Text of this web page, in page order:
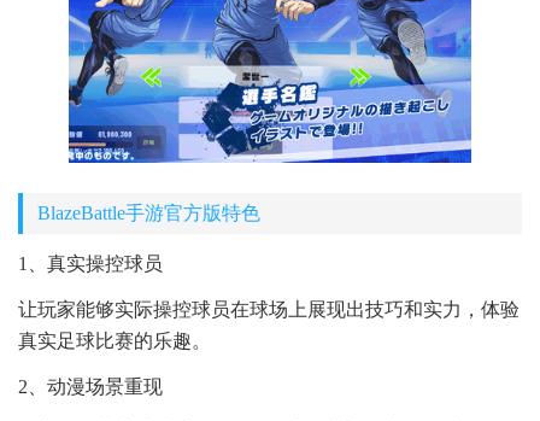
BlazeBattle手游官方版特色
1、真实操控球员
让玩家能够实际操控球员在球场上展现出技巧和实力，体验
真实足球比赛的乐趣。
2、动漫场景重现